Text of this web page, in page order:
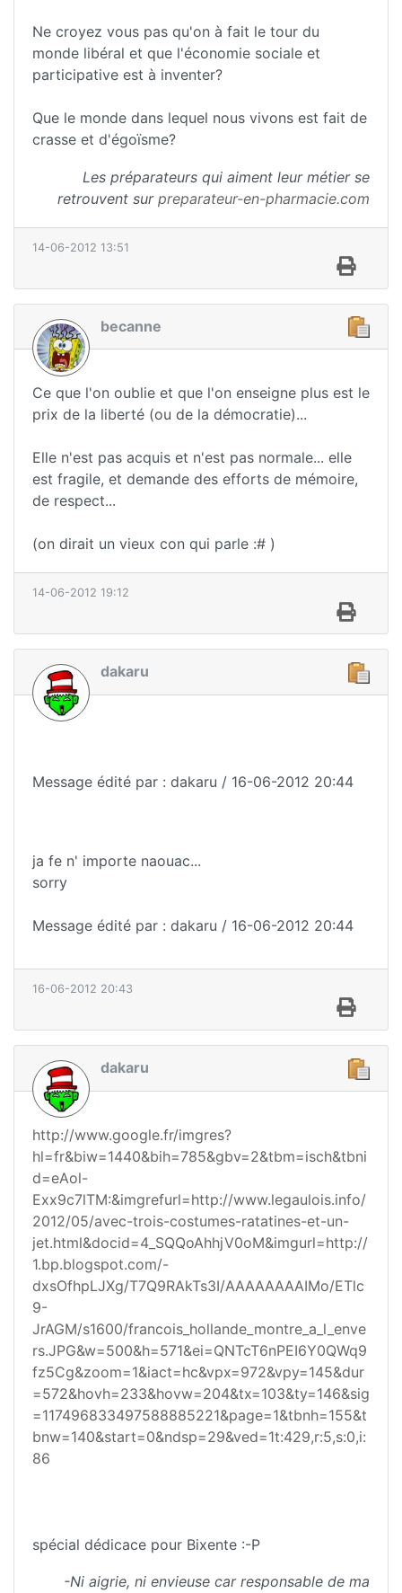
Ne croyez vous pas qu'on à fait le tour du
monde libéral et que l'économie sociale et
participative est à inventer?
Que le monde dans lequel nous vivons est fait de
crasse et d'égoïsme?
Les préparateurs qui aiment leur métier se
retrouvent sur preparateur-en-pharmacie.com
14-06-2012 13:51
becanne
Ce que l'on oublie et que l'on enseigne plus est le
prix de la liberté (ou de la démocratie)...
Elle n'est pas acquis et n'est pas normale... elle
est fragile, et demande des efforts de mémoire,
de respect...
(on dirait un vieux con qui parle :# )
14-06-2012 19:12
dakaru
Message édité par : dakaru / 16-06-2012 20:44
ja fe n' importe naouac...
sorry
Message édité par : dakaru / 16-06-2012 20:44
16-06-2012 20:43
dakaru
http://www.google.fr/imgres?
hl=fr&biw=1440&bih=785&gbv=2&tbm=isch&tbni
d=eAol-
Exx9c7lTM:&imgrefurl=http://www.legaulois.info/
2012/05/avec-trois-costumes-ratatines-et-un-
jet.html&docid=4_SQQoAhhjV0oM&imgurl=http://
1.bp.blogspot.com/-
dxsOfhpLJXg/T7Q9RAkTs3I/AAAAAAAAIMo/ETlc
9-
JrAGM/s1600/francois_hollande_montre_a_l_enve
rs.JPG&w=500&h=571&ei=QNTcT6nPEI6Y0QWq9
fz5Cg&zoom=1&iact=hc&vpx=972&vpy=145&dur
=572&hovh=233&hovw=204&tx=103&ty=146&sig
=117496833497588885221&page=1&tbnh=155&t
bnw=140&start=0&ndsp=29&ved=1t:429,r:5,s:0,i:
86
spécial dédicace pour Bixente :-P
-Ni aigrie, ni envieuse car responsable de ma